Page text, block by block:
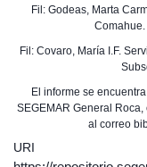
Fil: Godeas, Marta
Fil: Covaro, María I.F.
El informe se
SEGEMAR General
al correo
URI